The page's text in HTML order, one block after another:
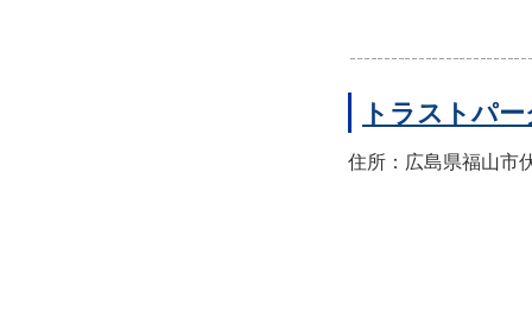
トラストパ
住所：広島県福山市